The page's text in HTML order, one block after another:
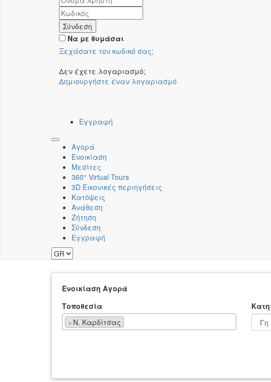
Σύνδεση
Να με θυμάσαι
Ξεχάσατε τον κωδικό σας;
Δεν έχετε λογαριασμό;
Δημιουργήστε έναν λογαριασμό
Εγγραφή
Toggle
navigation
Αγορά
Ενοικίαση
Μεσίτες
360° Virtual Tours
3D Εικονικές περιηγήσεις
Κατόψεις
Ανάθεση
Ζήτηση
Σύνδεση
Εγγραφή
Ενοικίαση Αγορά
Τοποθεσία
× Ν. Καρδίτσας